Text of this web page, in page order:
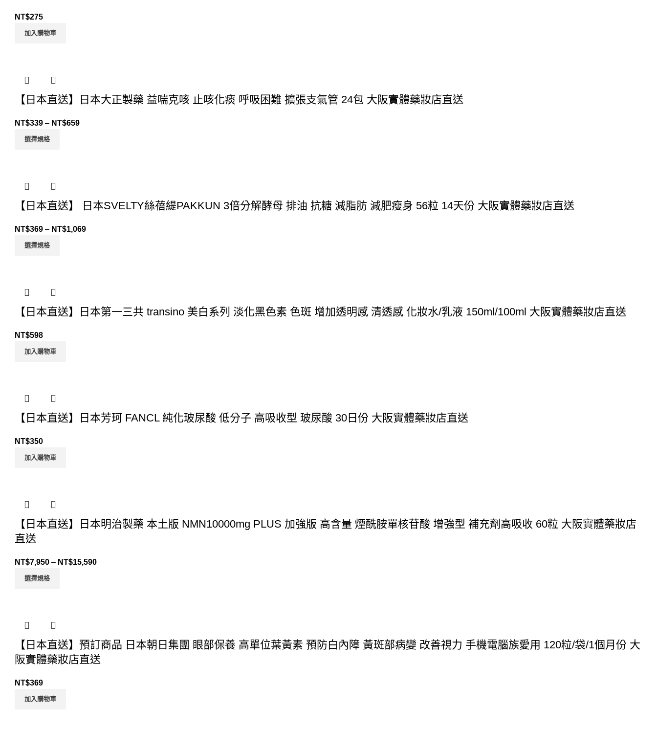
NT$275
加入購物車
【日本直送】日本大正製藥 益喘克咳 止咳化痰 呼吸困難 擴張支氣管 24包 大阪實體藥妝店直送
NT$339 – NT$659
選擇規格
【日本直送】 日本SVELTY絲蓓緹PAKKUN 3倍分解酵母 排油 抗糖 減脂肪 減肥瘦身 56粒 14天份 大阪實體藥妝店直送
NT$369 – NT$1,069
選擇規格
【日本直送】日本第一三共 transino 美白系列 淡化黑色素 色斑 增加透明感 清透感 化妝水/乳液 150ml/100ml 大阪實體藥妝店直送
NT$598
加入購物車
【日本直送】日本芳珂 FANCL 純化玻尿酸 低分子 高吸收型 玻尿酸 30日份 大阪實體藥妝店直送
NT$350
加入購物車
【日本直送】日本明治製藥 本土版 NMN10000mg PLUS 加強版 高含量 煙酰胺單核苷酸 增強型 補充劑高吸收 60粒 大阪實體藥妝店
直送
NT$7,950 – NT$15,590
選擇規格
【日本直送】預訂商品 日本朝日集團 眼部保養 高單位葉黃素 預防白內障 黃斑部病變 改善視力 手機電腦族愛用 120粒/袋/1個月份 大
阪實體藥妝店直送
NT$369
加入購物車